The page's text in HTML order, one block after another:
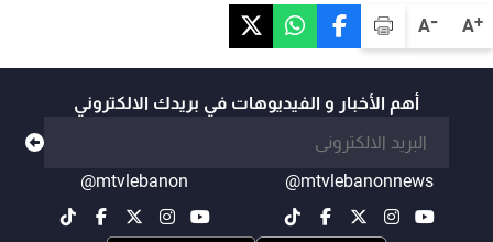
A+
A-
أهم الأخبار و الفيديوهات في بريدك الالكتروني
@mtvlebanonnews
@mtvlebanon